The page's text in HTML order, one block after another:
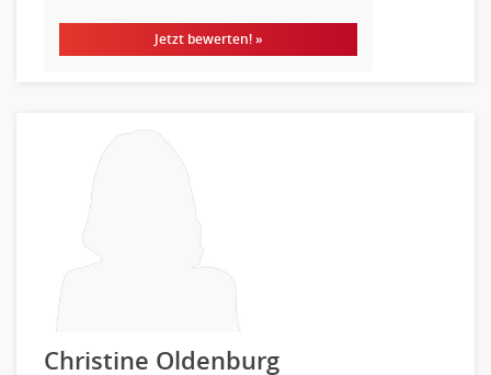
Technische Dokumentation
Technischer Systemplaner, Bauzeichner
Vertriebsingenieur
Technisches Gebäudemanagement (TGM)
Consulting, Engineering
Data Warehouse, Business Intelligence
Datenbanken
Embedded Systems
Jetzt bewerten! »
Christine Oldenburg